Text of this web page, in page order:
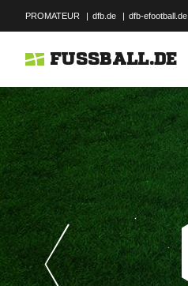
PROMATEUR | dfb.de | dfb-efootball.de
FUSSBALL.DE